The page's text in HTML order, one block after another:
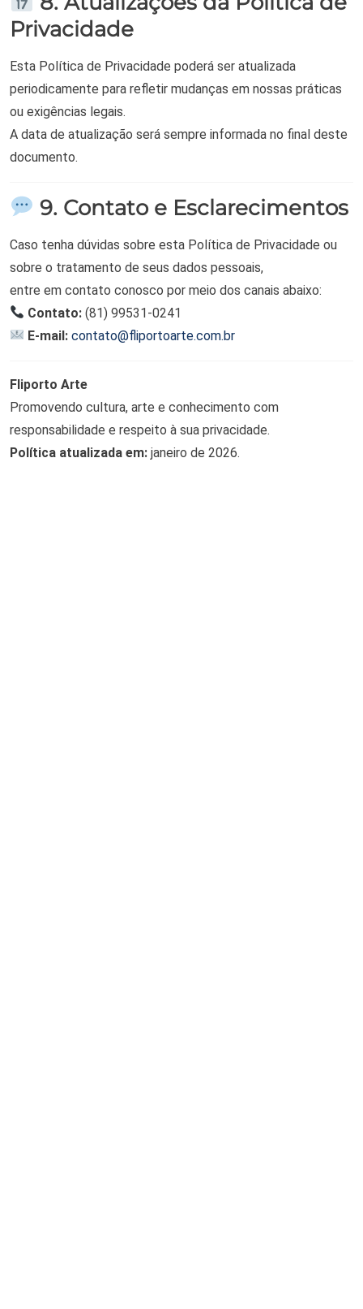
Privacidade
Esta Política de Privacidade poderá ser atualizada
periodicamente para refletir mudanças em nossas práticas
ou exigências legais.
A data de atualização será sempre informada no final deste
documento.
9. Contato e Esclarecimentos
Caso tenha dúvidas sobre esta Política de Privacidade ou
sobre o tratamento de seus dados pessoais,
entre em contato conosco por meio dos canais abaixo:
Contato: (81) 99531-0241
E-mail: contato@fliportoarte.com.br
Fliporto Arte
Promovendo cultura, arte e conhecimento com
responsabilidade e respeito à sua privacidade.
Política atualizada em:janeiro de 2026.